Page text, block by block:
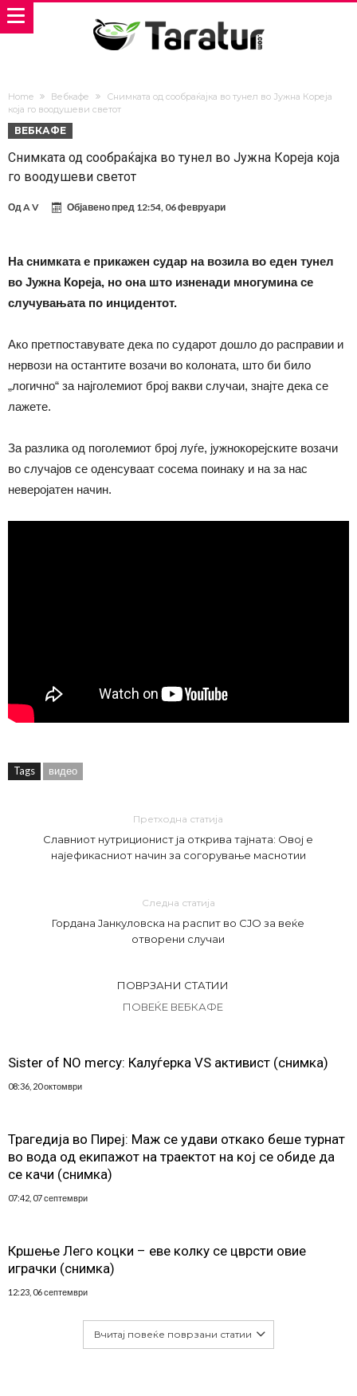
Home Вебкафе
Снимката од сообраќајка во тунел во Јужна Кореја
која го воодушеви светот
ВЕБКАФЕ
Снимката од сообраќајка во тунел во Јужна Кореја која
го воодушеви светот
ОдA V Објавено пред 12:54, 06 февруари
На снимката е прикажен судар на возила во еден тунел
во Јужна Кореја, но она што изненади многумина се
случувањата по инцидентот.
Ако претпоставувате дека по сударот дошло до расправии и
нервози на остантите возачи во колоната, што би било
„логично“ за најголемиот број вакви случаи, знајте дека се
лажете.
За разлика од поголемиот број луѓе, јужнокорејските возачи
во случајов се оденсуваат сосема поинаку и на за нас
неверојатен начин.
Tags видео
Претходна статија
Славниот нутриционист ја открива тајната: Овој е
најефикасниот начин за согорување маснотии
Следна статија
Гордана Јанкуловска на распит во СЈО за веќе
отворени случаи
ПОВРЗАНИ СТАТИИ
ПОВЕЌЕ ВЕБКАФЕ
Sister of NO mercy: Калуѓерка VS активист (снимка)
08:36, 20 октомври
Трагедија во Пиреј: Маж се удави откако беше турнат
во вода од екипажот на траектот на кој се обиде да
се качи (снимка)
07:42, 07 септември
Кршење Лего коцки – еве колку се цврсти овие
играчки (снимка)
12:23, 06 септември
Вчитај повеќе поврзани статии